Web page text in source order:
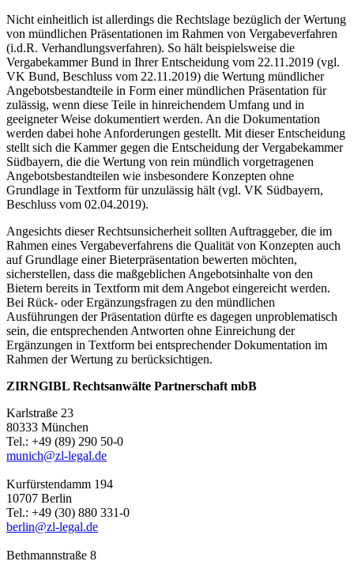
Nicht einheitlich ist allerdings die Rechtslage bezüglich der Wertung
von mündlichen Präsentationen im Rahmen von Vergabeverfahren
(i.d.R. Verhandlungsverfahren). So hält beispielsweise die
Vergabekammer Bund in Ihrer Entscheidung vom 22.11.2019 (vgl.
VK Bund, Beschluss vom 22.11.2019) die Wertung mündlicher
Angebotsbestandteile in Form einer mündlichen Präsentation für
zulässig, wenn diese Teile in hinreichendem Umfang und in
geeigneter Weise dokumentiert werden. An die Dokumentation
werden dabei hohe Anforderungen gestellt. Mit dieser Entscheidung
stellt sich die Kammer gegen die Entscheidung der Vergabekammer
Südbayern, die die Wertung von rein mündlich vorgetragenen
Angebotsbestandteilen wie insbesondere Konzepten ohne
Grundlage in Textform für unzulässig hält (vgl. VK Südbayern,
Beschluss vom 02.04.2019).
Angesichts dieser Rechtsunsicherheit sollten Auftraggeber, die im
Rahmen eines Vergabeverfahrens die Qualität von Konzepten auch
auf Grundlage einer Bieterpräsentation bewerten möchten,
sicherstellen, dass die maßgeblichen Angebotsinhalte von den
Bietern bereits in Textform mit dem Angebot eingereicht werden.
Bei Rück- oder Ergänzungsfragen zu den mündlichen
Ausführungen der Präsentation dürfte es dagegen unproblematisch
sein, die entsprechenden Antworten ohne Einreichung der
Ergänzungen in Textform bei entsprechender Dokumentation im
Rahmen der Wertung zu berücksichtigen.
ZIRNGIBL Rechtsanwälte Partnerschaft mbB
Karlstraße 23
80333 München
Tel.: +49 (89) 290 50-0
munich@zl-legal.de
Kurfürstendamm 194
10707 Berlin
Tel.: +49 (30) 880 331-0
berlin@zl-legal.de
Bethmannstraße 8